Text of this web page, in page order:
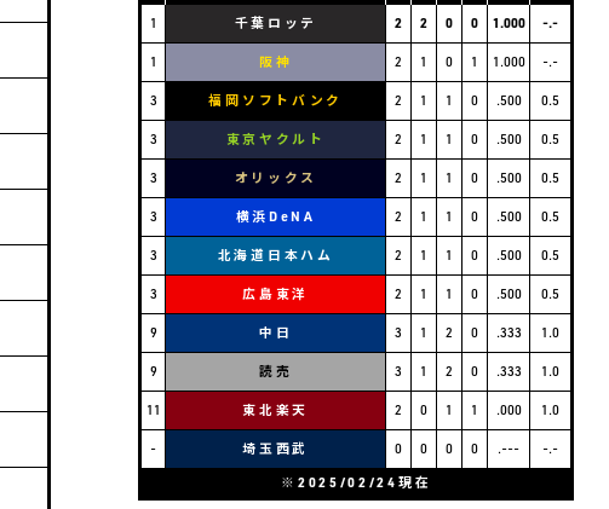
1 千葉ロッテ 2 2 0 0 1.000 -.-
1 阪神 2 1 0 1 1.000 -.-
3 福岡ソフトバンク 2 1 1 0 .500 0.5
3 東京ヤクルト 2 1 1 0 .500 0.5
3 オリックス 2 1 1 0 .500 0.5
3 横浜DeNA 2 1 1 0 .500 0.5
3 北海道日本ハム 2 1 1 0 .500 0.5
3 広島東洋 2 1 1 0 .500 0.5
9 中日 3 1 2 0 .333 1.0
9 読売 3 1 2 0 .333 1.0
11 東北楽天 2 0 1 1 .000 1.0
- 埼玉西武 0 0 0 0 .--- -.-
※2025/02/24現在